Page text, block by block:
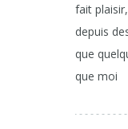
fait
depuis
que
que moi